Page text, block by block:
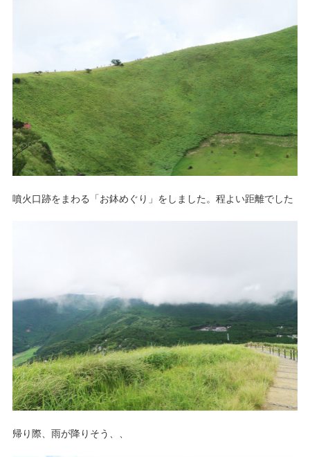
噴火口跡をまわる「お鉢めぐり」をしました。程よい距離でした
帰り際、雨が降りそう、、